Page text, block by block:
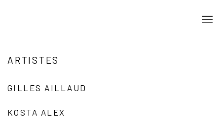
ARTISTES
GILLES AILLAUD
KOSTA ALEX